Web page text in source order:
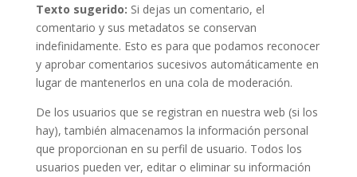
Texto sugerido: Si dejas un comentario, el
comentario y sus metadatos se conservan
indefinidamente. Esto es para que podamos reconocer
y aprobar comentarios sucesivos automáticamente en
lugar de mantenerlos en una cola de moderación.
De los usuarios que se registran en nuestra web (si los
hay), también almacenamos la información personal
que proporcionan en su perfil de usuario. Todos los
usuarios pueden ver, editar o eliminar su información